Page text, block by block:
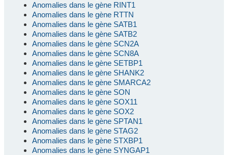
Anomalies dans le gène RINT1
Anomalies dans le gène RTTN
Anomalies dans le gène SATB1
Anomalies dans le gène SATB2
Anomalies dans le gène SCN2A
Anomalies dans le gène SCN8A
Anomalies dans le gène SETBP1
Anomalies dans le gène SHANK2
Anomalies dans le gène SMARCA2
Anomalies dans le gène SON
Anomalies dans le gène SOX11
Anomalies dans le gène SOX2
Anomalies dans le gène SPTAN1
Anomalies dans le gène STAG2
Anomalies dans le gène STXBP1
Anomalies dans le gène SYNGAP1